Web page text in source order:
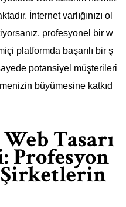
İnternet varlığınızı ol
profesyonel bir w
platformda başarılı bir ş
potansiyel müşterileri
büyümesine katkıd
Tasarı
Profesyon
Şirketlerin